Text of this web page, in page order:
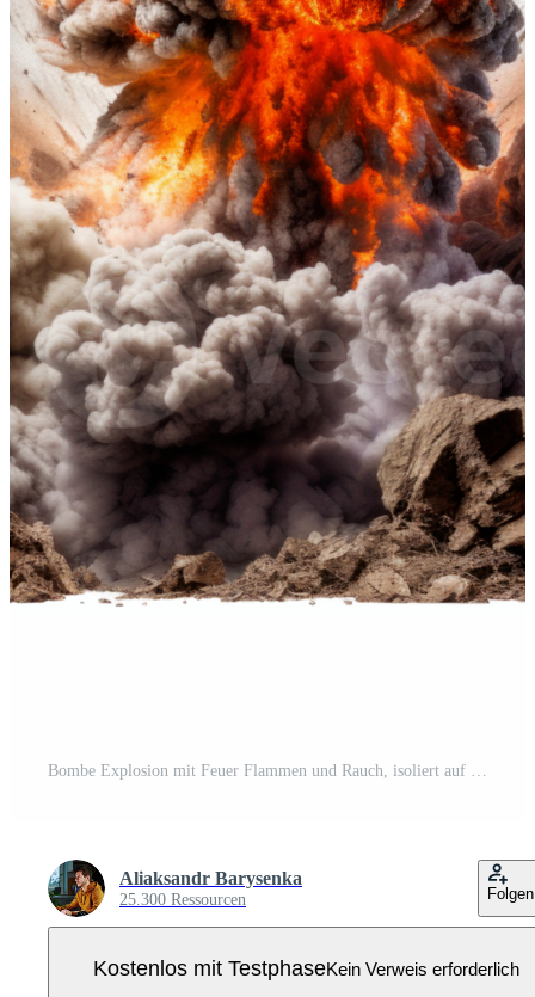
Aliaksandr Barysenka
25.300 Ressourcen Folgen
Kostenlos mit TestphaseKein Verweis erforderlich